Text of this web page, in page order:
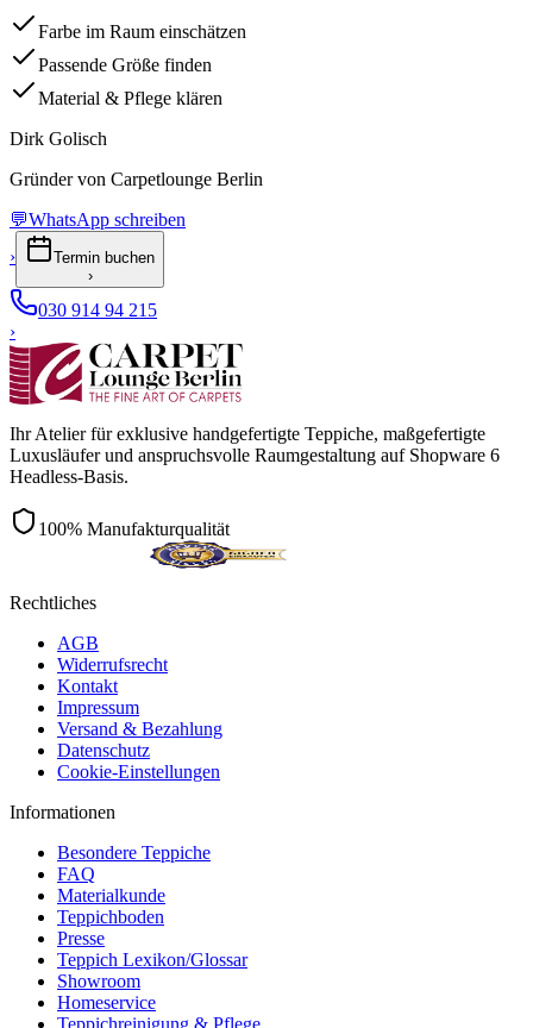
Farbe im Raum einschätzen
Passende Größe finden
Material & Pflege klären
Dirk Golisch
Gründer von Carpetlounge Berlin
💬WhatsApp schreiben
›
Termin buchen
›
030 914 94 215
›
Ihr Atelier für exklusive handgefertigte Teppiche, maßgefertigte
Luxusläufer und anspruchsvolle Raumgestaltung auf Shopware 6
Headless-Basis.
100% Manufakturqualität
Rechtliches
AGB
Widerrufsrecht
Kontakt
Impressum
Versand & Bezahlung
Datenschutz
Cookie-Einstellungen
Informationen
Besondere Teppiche
FAQ
Materialkunde
Teppichboden
Presse
Teppich Lexikon/Glossar
Showroom
Homeservice